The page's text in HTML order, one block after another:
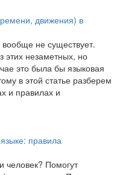
движения) в
вообще не существует.
этих незаметных, но
это была бы языковая
в этой статье разберем
и правилах и
правила
человек? Помогут